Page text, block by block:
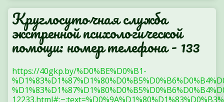
Круглосуточная служба
экстренной психологической
помощи: номер телефона - 133
https://40gkp.by/%D0%BE%D0%B1-